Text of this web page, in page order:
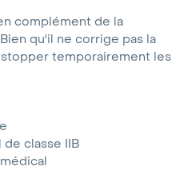
complément de la
qu'il ne corrige pas la
temporairement les
de classe IIB